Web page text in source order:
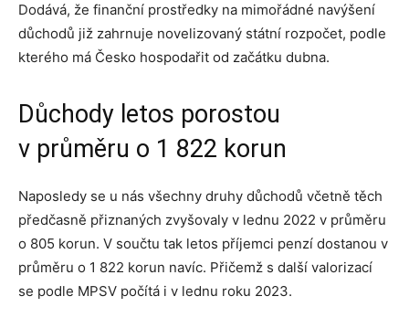
Dodává, že finanční prostředky na mimořádné navýšení
důchodů již zahrnuje novelizovaný státní rozpočet, podle
kterého má Česko hospodařit od začátku dubna.
Důchody letos porostou
v průměru o 1 822 korun
Naposledy se u nás všechny druhy důchodů včetně těch
předčasně přiznaných zvyšovaly v lednu 2022 v průměru
o 805 korun. V součtu tak letos příjemci penzí dostanou v
průměru o 1 822 korun navíc. Přičemž s další valorizací
se podle MPSV počítá i v lednu roku 2023.